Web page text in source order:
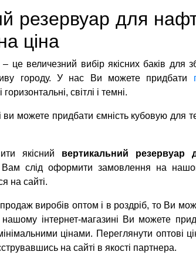
резервуар для
ціна
– це величезний вибір якісних баків для
городу. У нас Ви можете придбати
світлі і темні.
можете придбати ємність кубовую для
якісний вертикальний резервуар
Вам слід оформити замовлення на
на сайті.
виробів оптом і в роздріб, то Ви
інтернет-магазині Ви можете
цінами. Переглянути оптові
на сайті в якості партнера.